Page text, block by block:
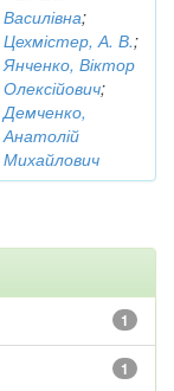
Василівна;
Цехмістер, А. В.;
Янченко, Віктор
Олексійович;
Демченко,
Анатолій
Михайлович
1
1